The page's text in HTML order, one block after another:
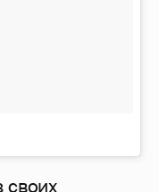
своих